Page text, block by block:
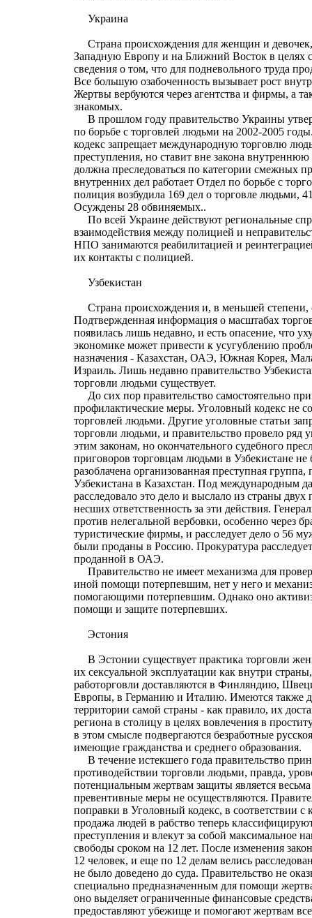
Украина
Страна происхождения для женщин и
Западную Европу и на Ближний Восток в целях
сведения о том, что для подневольного труда
Все большую озабоченность вызывает рост
Жертвы вербуются через агентства и фирмы, а
знакомых.
В прошлом году правительство Украины
по борьбе с торговлей людьми на 2002-2005
кодекс запрещает международную торговлю
преступления, но ставит вне закона
должна преследоваться по категории смежных
внутренних дел работает Отдел по борьбе с
полиция возбудила 169 дел о торговле людьми,
Осуждены 28 обвиняемых..
По всей Украине действуют региональные
взаимодействия между полицией и
НПО занимаются реабилитацией и
их контакты с полицией.
Узбекистан
Страна происхождения и, в меньшей степени,
Подтвержденная информация о масштабах
появилась лишь недавно, и есть опасение, что
экономике может привести к усугублению
назначения - Казахстан, ОАЭ, Южная Корея,
Израиль. Лишь недавно правительство
торговли людьми существует.
До сих пор правительство самостоятельно
профилактические меры. Уголовный кодекс не
торговлей людьми. Другие уголовные статьи
торговли людьми, и правительство провело ряд
этим законам, но окончательного судебного
приговоров торговцам людьми в Узбекистане
разоблачена организованная преступная
Узбекистана в Казахстан. Под международным
расследовало это дело и выслало из страны
несших ответственность за эти действия.
против нелегальной вербовки, особенно через
туристические фирмы, и расследует дело о 56
были проданы в Россию. Прокуратура
проданной в ОАЭ.
Правительство не имеет механизма для
иной помощи потерпевшим, нет у него и
помогающими потерпевшим. Однако оно
помощи и защите потерпевших.
Эстония
В Эстонии существует практика торговли
их сексуальной эксплуатации как внутри
работорговли доставляются в Финляндию,
Европы, в Германию и Италию. Имеются также
территории самой страны - как правило, их
региона в столицу в целях вовлечения в
в этом смысле подвергаются безработные
имеющие гражданства и среднего образования.
В течение истекшего года правительство
противодействии торговли людьми, правда,
потенциальным жертвам защиты является
превентивные меры не осуществляются.
поправки в Уголовный кодекс, в соответствии
продажа людей в рабство теперь
преступления и влекут за собой максимальное
свободы сроком на 12 лет. После изменения
12 человек, и еще по 12 делам велись
не было доведено до суда. Правительство не
специально предназначенным для помощи
оно выделяет ограниченные финансовые
предоставляют убежище и помогают жертвам